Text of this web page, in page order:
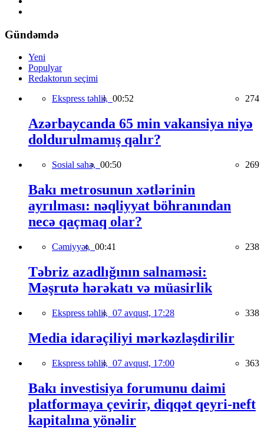
Gündəmdə
Yeni
Populyar
Redaktorun seçimi
Ekspress təhlil, 00:52 274
Azərbaycanda 65 min vakansiya niyə
doldurulmamış qalır?
Sosial sahə, 00:50 269
Bakı metrosunun xətlərinin
ayrılması: nəqliyyat böhranından
necə qaçmaq olar?
Cəmiyyət, 00:41 238
Təbriz azadlığının salnaməsi:
Məşrutə hərəkatı və müasirlik
Ekspress təhlil, 07 avqust, 17:28 338
Media idarəçiliyi mərkəzləşdirilir
Ekspress təhlil, 07 avqust, 17:00 363
Bakı investisiya forumunu daimi
platformaya çevirir, diqqət qeyri-neft
kapitalına yönəlir